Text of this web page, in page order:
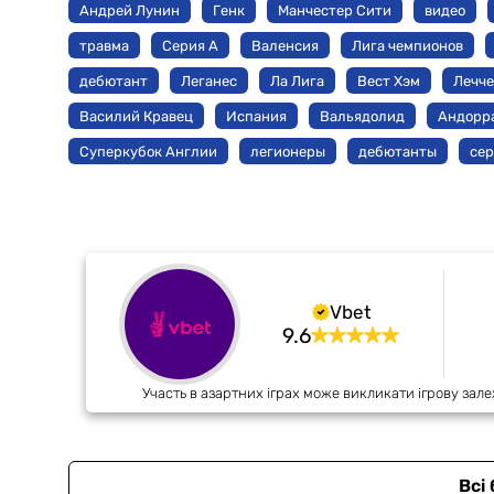
Андрей Лунин Генк Манчестер Сити видео
травма Серия А Валенсия Лига чемпионов
дебютант Леганес Ла Лига Вест Хэм Лечче
Василий Кравец Испания Вальядолид
Суперкубок Англии легионеры дебютанты
Vbet
9.6
Участь в азартних іграх може викликати ігрову
Всі